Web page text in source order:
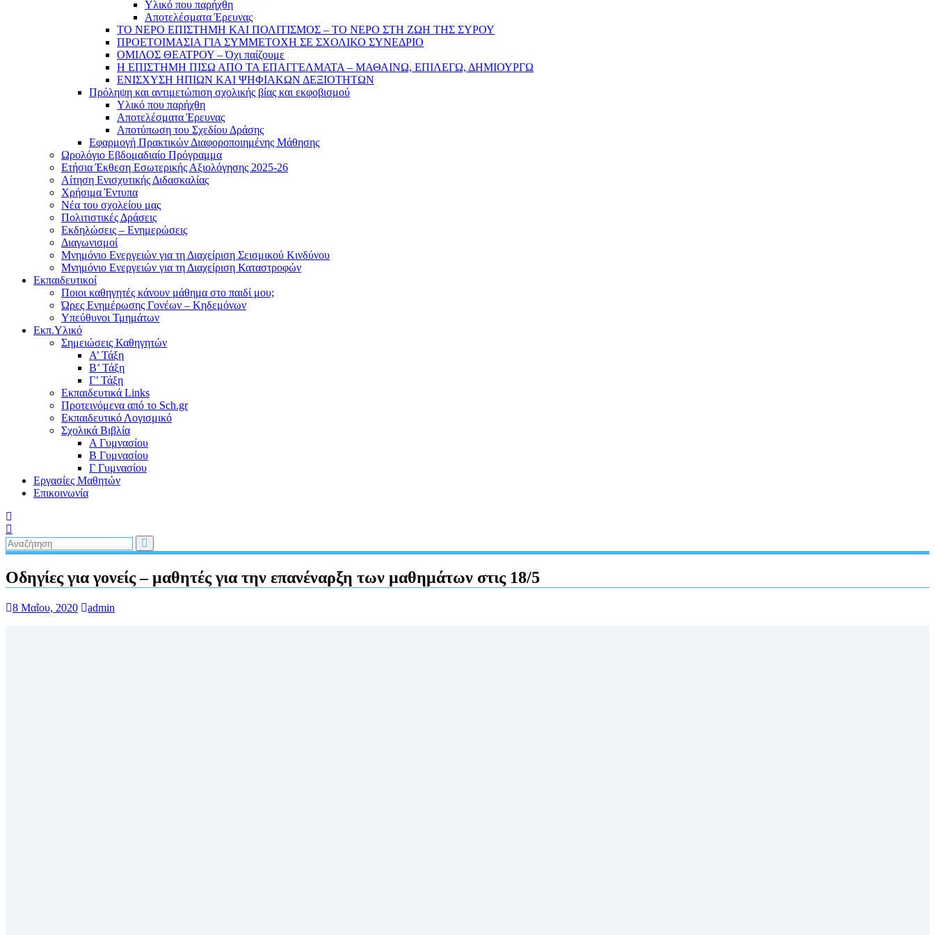
Υλικό που παρήχθη
Αποτελέσματα Έρευνας
ΤΟ ΝΕΡΟ ΕΠΙΣΤΗΜΗ ΚΑΙ ΠΟΛΙΤΙΣΜΟΣ – ΤΟ ΝΕΡΟ ΣΤΗ ΖΩΗ ΤΗΣ ΣΥΡΟΥ
ΠΡΟΕΤΟΙΜΑΣΙΑ ΓΙΑ ΣΥΜΜΕΤΟΧΗ ΣΕ ΣΧΟΛΙΚΟ ΣΥΝΕΔΡΙΟ
ΟΜΙΛΟΣ ΘΕΑΤΡΟΥ – Όχι παίζουμε
Η ΕΠΙΣΤΗΜΗ ΠΙΣΩ ΑΠΟ ΤΑ ΕΠΑΓΓΕΛΜΑΤΑ – ΜΑΘΑΙΝΩ, ΕΠΙΛΕΓΩ, ΔΗΜΙΟΥΡΓΩ
ΕΝΙΣΧΥΣΗ ΗΠΙΩΝ ΚΑΙ ΨΗΦΙΑΚΩΝ ΔΕΞΙΟΤΗΤΩΝ
Πρόληψη και αντιμετώπιση σχολικής βίας και εκφοβισμού
Υλικό που παρήχθη
Αποτελέσματα Έρευνας
Αποτύπωση του Σχεδίου Δράσης
Εφαρμογή Πρακτικών Διαφοροποιημένης Μάθησης
Ωρολόγιο Εβδομαδιαίο Πρόγραμμα
Ετήσια Έκθεση Εσωτερικής Αξιολόγησης 2025-26
Αίτηση Ενισχυτικής Διδασκαλίας
Χρήσιμα Έντυπα
Νέα του σχολείου μας
Πολιτιστικές Δράσεις
Εκδηλώσεις – Ενημερώσεις
Διαγωνισμοί
Μνημόνιο Ενεργειών για τη Διαχείριση Σεισμικού Κινδύνου
Μνημόνιο Ενεργειών για τη Διαχείριση Καταστροφών
Εκπαιδευτικοί
Ποιοι καθηγητές κάνουν μάθημα στο παιδί μου;
Ώρες Ενημέρωσης Γονέων – Κηδεμόνων
Υπεύθυνοι Τμημάτων
Εκπ.Υλικό
Σημειώσεις Καθηγητών
Α’ Τάξη
Β’ Τάξη
Γ’ Τάξη
Εκπαιδευτικά Links
Προτεινόμενα από το Sch.gr
Εκπαιδευτικό Λογισμικό
Σχολικά Βιβλία
Α Γυμνασίου
Β Γυμνασίου
Γ Γυμνασίου
Εργασίες Μαθητών
Επικοινωνία
Οδηγίες για γονείς – μαθητές για την επανέναρξη των μαθημάτων στις 18/5
8 Μαΐου, 2020 admin